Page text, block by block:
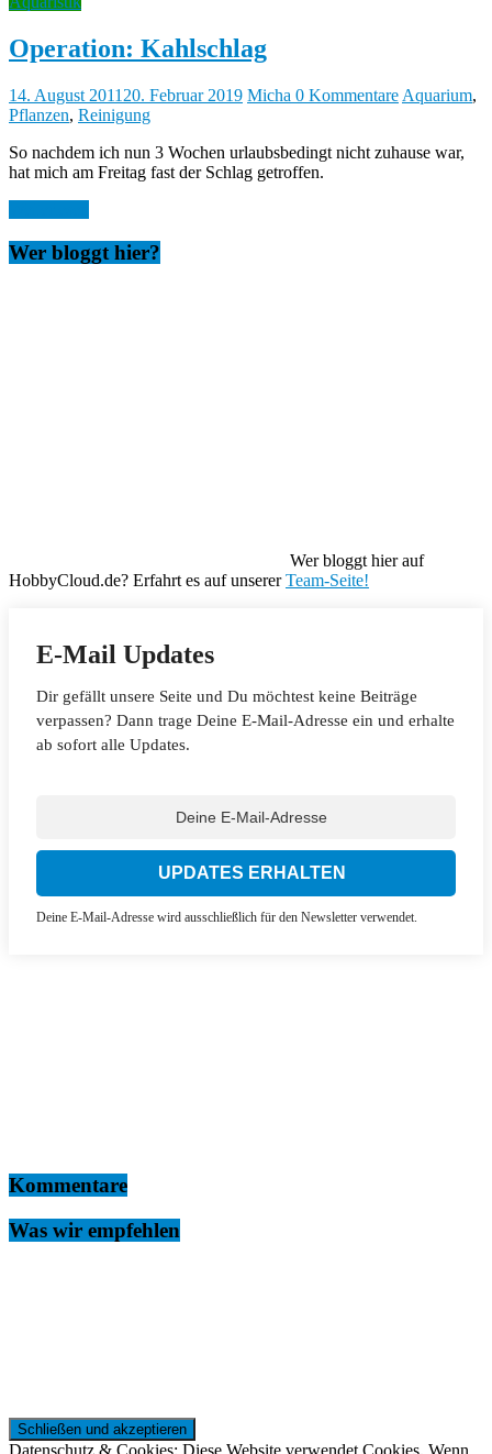
Operation: Kahlschlag
14. August 2011 20. Februar 2019 Micha 0 Kommentare Aquarium,
Pflanzen, Reinigung
So nachdem ich nun 3 Wochen urlaubsbedingt nicht zuhause war,
hat mich am Freitag fast der Schlag getroffen.
Wer bloggt hier?
Wer bloggt hier auf
HobbyCloud.de? Erfahrt es auf unsererTeam-Seite!
E-Mail Updates
Dir gefällt unsere Seite und Du möchtest keine Beiträge
verpassen? Dann trage Deine E-Mail-Adresse ein und erhalte
ab sofort alle Updates.
Deine E-Mail-Adresse wird ausschließlich für den Newsletter verwendet.
Kommentare
Was wir empfehlen
Datenschutz & Cookies: Diese Website verwendet Cookies. Wenn